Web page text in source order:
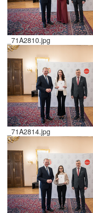
_71A2810.jpg
_71A2814.jpg